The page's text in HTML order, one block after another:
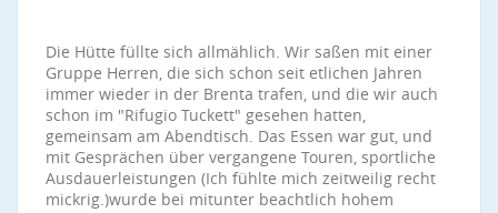
Die Hütte füllte sich allmählich. Wir saßen mit einer
Gruppe Herren, die sich schon seit etlichen Jahren
immer wieder in der Brenta trafen, und die wir auch
schon im "Rifugio Tuckett" gesehen hatten,
gemeinsam am Abendtisch. Das Essen war gut, und
mit Gesprächen über vergangene Touren, sportliche
Ausdauerleistungen (Ich fühlte mich zeitweilig recht
mickrig.)wurde bei mitunter beachtlich hohem